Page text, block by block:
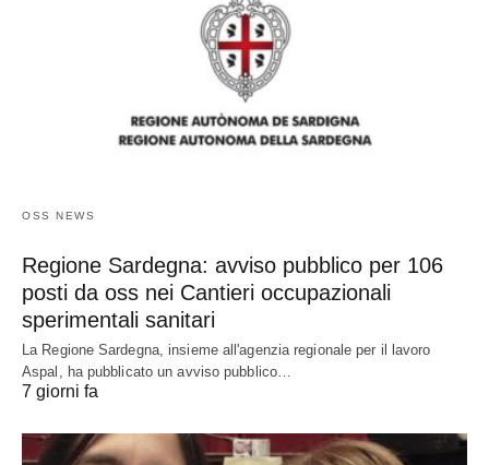
OSS NEWS
Regione Sardegna: avviso pubblico per 106
posti da oss nei Cantieri occupazionali
sperimentali sanitari
La Regione Sardegna, insieme all'agenzia regionale per il lavoro
Aspal, ha pubblicato un avviso pubblico…
7 giorni fa